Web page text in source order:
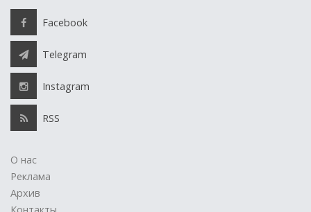
Facebook
Telegram
Instagram
RSS
О нас
Реклама
Архив
Контакты